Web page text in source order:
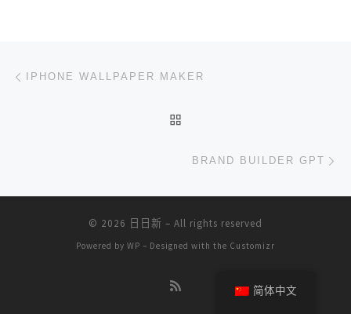
文章导航
IPHONE WALLPAPER MAKER
BRAND BUILDER GPT
© 2026 日日新 – All rights reserved
Powered by WP – Designed with the Customizr
简体中文